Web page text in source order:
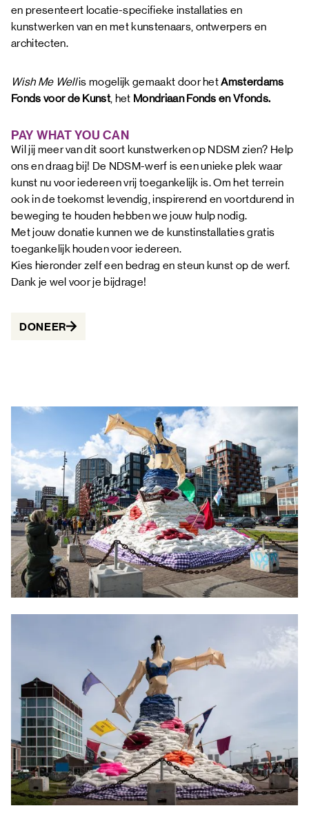
en presenteert locatie-specifieke installaties en
kunstwerken van en met kunstenaars, ontwerpers en
architecten.
Wish Me Wellis mogelijk gemaakt door hetAmsterdams
Fonds voor de Kunst, het Mondriaan Fonds en Vfonds.
PAY WHAT YOU CAN
Wil jij meer van dit soort kunstwerken op NDSM zien? Help
ons en draag bij! De NDSM-werf is een unieke plek waar
kunst nu voor iedereen vrij toegankelijk is. Om het terrein
ook in de toekomst levendig, inspirerend en voortdurend in
beweging te houden hebben we jouw hulp nodig.
Met jouw donatie kunnen we de kunstinstallaties gratis
toegankelijk houden voor iedereen.
Kies hieronder zelf een bedrag en steun kunst op de werf.
Dank je wel voor je bijdrage!
DONEER